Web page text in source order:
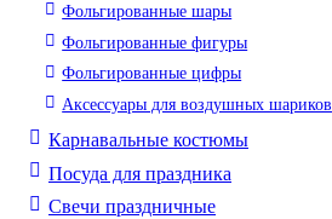
Фольгированные шары
Фольгированные фигуры
Фольгированные цифры
Аксессуары для воздушных шариков
Карнавальные костюмы
Посуда для праздника
Свечи праздничные